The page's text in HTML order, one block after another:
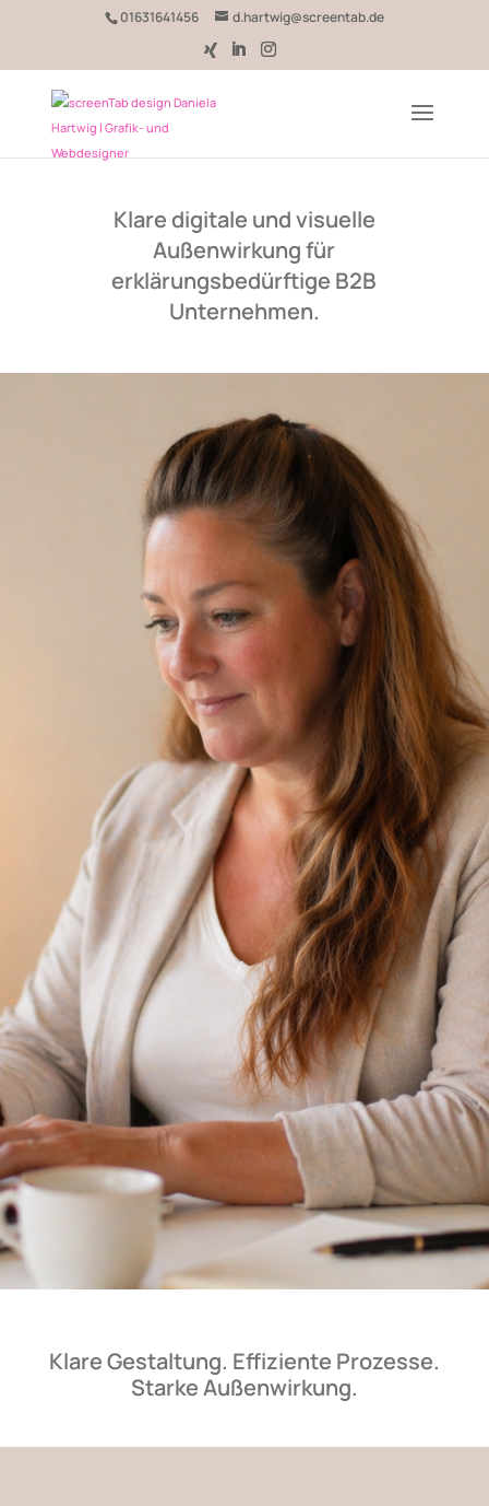
01631641456 d.hartwig@screentab.de
Klare digitale und visuelle
Außenwirkung für
erklärungsbedürftige B2B
Unternehmen.
Klare Gestaltung. Effiziente Prozesse.
Starke Außenwirkung.